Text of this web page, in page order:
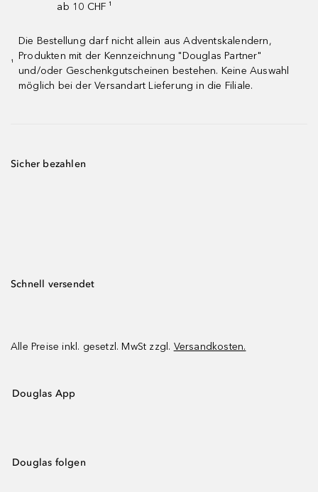
ab 10 CHF ¹
¹
Die Bestellung darf nicht allein aus Adventskalendern,
Produkten mit der Kennzeichnung "Douglas Partner"
und/oder Geschenkgutscheinen bestehen. Keine Auswahl
möglich bei der Versandart Lieferung in die Filiale.
Sicher bezahlen
Schnell versendet
Alle Preise inkl. gesetzl. MwSt zzgl. Versandkosten.
Douglas App
Douglas folgen